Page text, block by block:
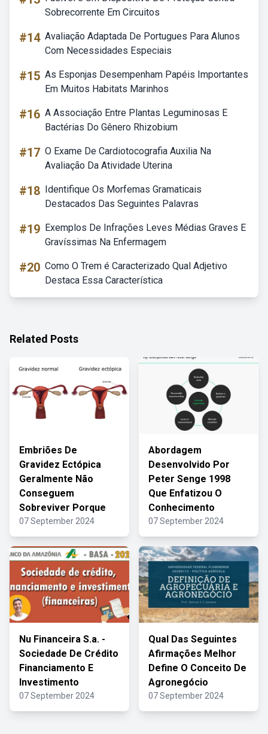
Sobrecorrente Em Circuitos
#14 Avaliação Adaptada De Portugues Para Alunos
Com Necessidades Especiais
#15 As Esponjas Desempenham Papéis Importantes
Em Muitos Habitats Marinhos
#16 A Associação Entre Plantas Leguminosas E
Bactérias Do Gênero Rhizobium
#17 O Exame De Cardiotocografia Auxilia Na
Avaliação Da Atividade Uterina
#18 Identifique Os Morfemas Gramaticais
Destacados Das Seguintes Palavras
#19 Exemplos De Infrações Leves Médias Graves E
Gravíssimas Na Enfermagem
#20 Como O Trem é Caracterizado Qual Adjetivo
Destaca Essa Característica
Related Posts
Embriões De
Gravidez Ectópica
Geralmente Não
Conseguem
Sobreviver Porque
07 September 2024
Abordagem
Desenvolvido Por
Peter Senge 1998
Que Enfatizou O
Conhecimento
07 September 2024
Nu Financeira S.a. -
Sociedade De Crédito
Financiamento E
Investimento
07 September 2024
Qual Das Seguintes
Afirmações Melhor
Define O Conceito De
Agronegócio
07 September 2024